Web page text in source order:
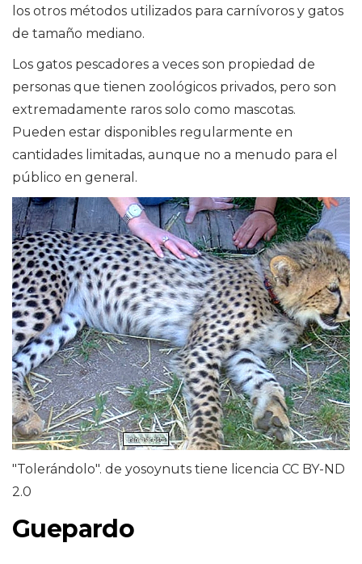
los otros métodos utilizados para carnívoros y gatos
de tamaño mediano.
Los gatos pescadores a veces son propiedad de
personas que tienen zoológicos privados, pero son
extremadamente raros solo como mascotas.
Pueden estar disponibles regularmente en
cantidades limitadas, aunque no a menudo para el
público en general.
"Tolerándolo". de yosoynuts tiene licencia CC BY-ND
2.0
Guepardo